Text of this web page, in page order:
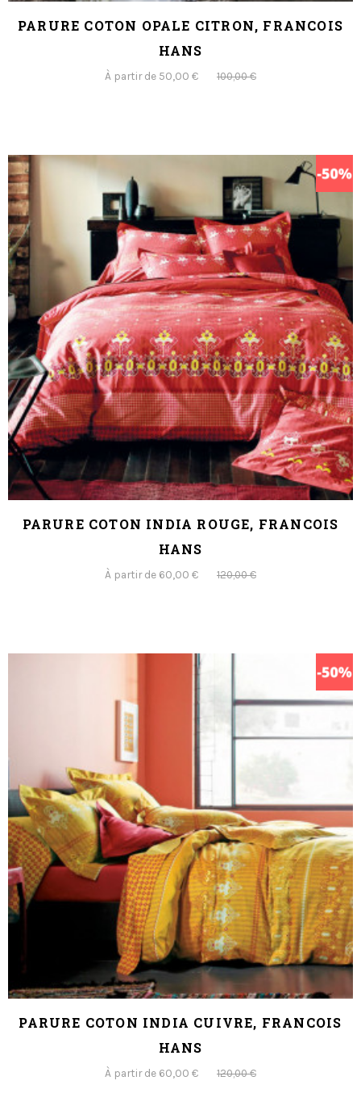
PARURE COTON OPALE CITRON, FRANCOIS
HANS
À partir de 50,00 € 100,00 €
PARURE COTON INDIA ROUGE, FRANCOIS
HANS
À partir de 60,00 € 120,00 €
PARURE COTON INDIA CUIVRE, FRANCOIS
HANS
À partir de 60,00 € 120,00 €